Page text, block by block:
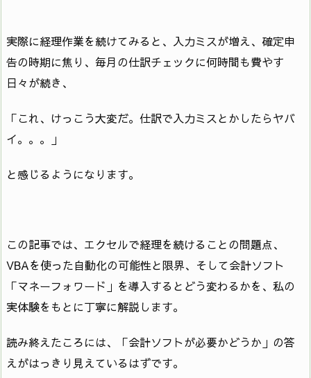
実際に経理作業を続けてみると、入力ミスが増え、確定申
告の時期に焦り、毎月の仕訳チェックに何時間も費やす
日々が続き、
「これ、けっこう大変だ。仕訳で入力ミスとかしたらヤバ
イ。。。」
と感じるようになります。
この記事では、エクセルで経理を続けることの問題点、
VBAを使った自動化の可能性と限界、そして会計ソフト
「マネーフォワード」を導入するとどう変わるかを、私の
実体験をもとに丁寧に解説します。
読み終えたころには、「会計ソフトが必要かどうか」の答
えがはっきり見えているはずです。